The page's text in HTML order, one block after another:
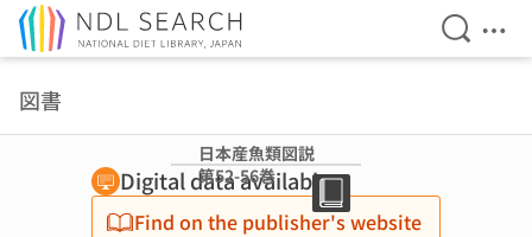
Open
図書
日本産魚類図説
第52-56巻
Digital data available
Find on the publisher's website